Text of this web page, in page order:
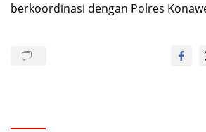
berkoordinasi dengan Polres